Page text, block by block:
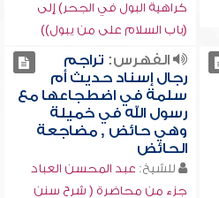
كراهية البول في الجحر) إلى
(باب السلام على من يبول))
الفهرس: تراجم
رجال إسناد حديث أم
سلمة في اضطجاعها مع
رسول الله في خميلة
وهي حائض , مضاجعة
الحائض
للشيخ: عبد المحسن العباد
جزء من محاضرة ( شرح سنن